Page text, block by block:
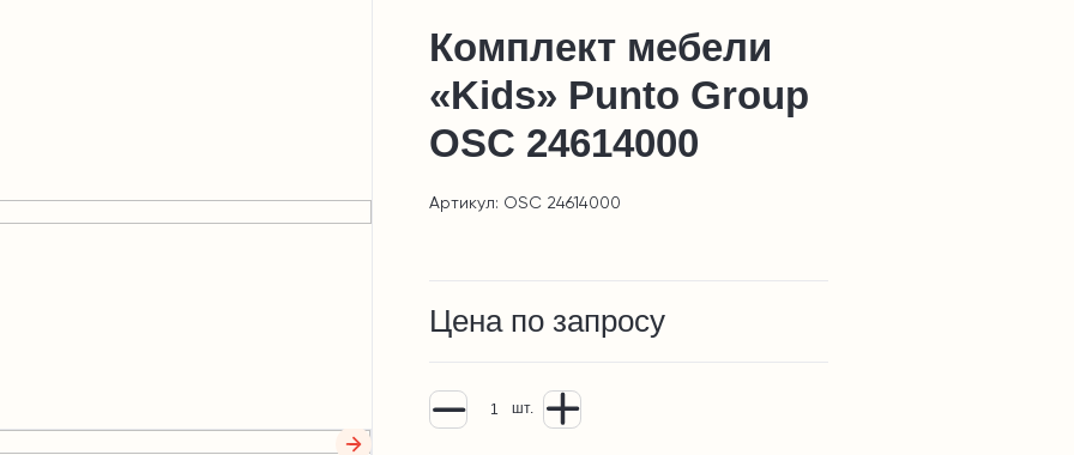
Комплект мебели
«Kids» Punto Group
OSC 24614000
Артикул: OSC 24614000
Цена по запросу
шт.